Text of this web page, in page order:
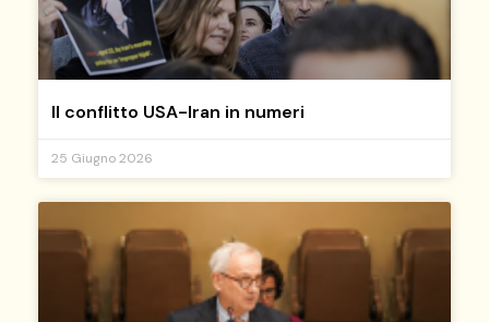
Il conflitto USA-Iran in numeri
25 Giugno 2026